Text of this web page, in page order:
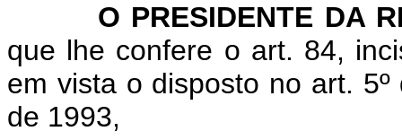
O PRESIDENTE DA
que lhe confere o art. 84,
em vista o disposto no art.
de 1993,